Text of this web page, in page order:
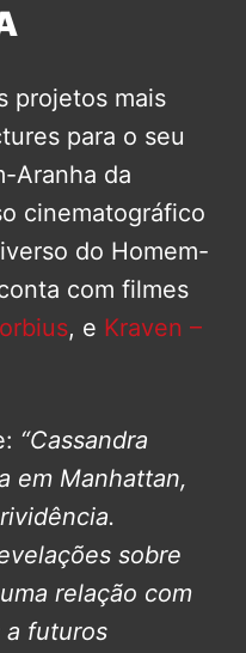
projetos mais
para o seu
Aranha da
cinematográfico
do Homem-
com filmes
, e Kraven –
“Cassandra
em Manhattan,
sobre
relação com
a futuros